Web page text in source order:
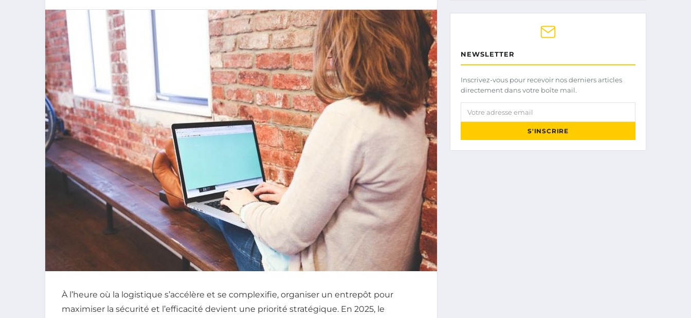
À l’heure où la logistique s’accélère et se complexifie, organiser un entrepôt pour
maximiser la sécurité et l’efficacité devient une priorité stratégique. En 2025, le
NEWSLETTER
Inscrivez-vous pour recevoir nos derniers articles
directement dans votre boîte mail.
Votre adresse email
S'INSCRIRE